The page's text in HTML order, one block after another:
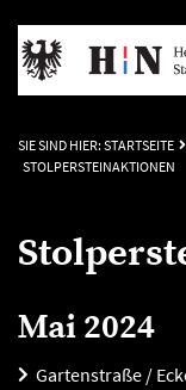
SIE SIND HIER: STARTSEITE
STOLPERSTEINAKTIONEN
Mai 2024
Gartenstraße /